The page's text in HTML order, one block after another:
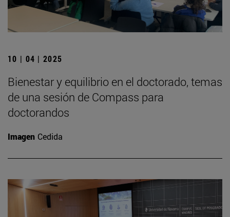
10 | 04 | 2025
Bienestar y equilibrio en el doctorado, temas
de una sesión de Compass para
doctorandos
Imagen Cedida